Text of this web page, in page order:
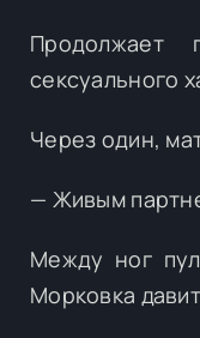
Продолжает
сексуального
Через один,
— Живым
Между ног
Морковка